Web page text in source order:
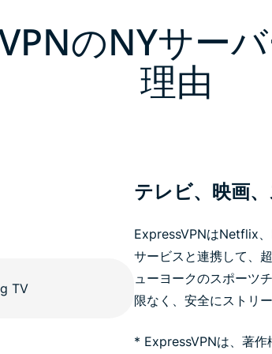
のNYサー
理由
テレビ、映画
ExpressVPNはNetflix
サービスと連携して、
ューヨークのスポーツ
限なく、安全にストリ
* ExpressVPNは、著作